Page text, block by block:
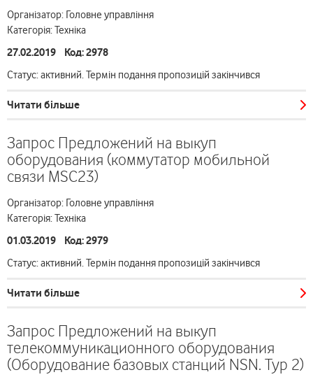
Організатор: Головне управління
Категорія: Техніка
27.02.2019 Код: 2978
Статус: активний. Термін подання пропозицій закінчився
Читати більше
Запрос Предложений на выкуп
оборудования (коммутатор мобильной
связи MSC23)
Організатор: Головне управління
Категорія: Техніка
01.03.2019 Код: 2979
Статус: активний. Термін подання пропозицій закінчився
Читати більше
Запрос Предложений на выкуп
телекоммуникационного оборудования
(Оборудование базовых станций NSN. Тур 2)